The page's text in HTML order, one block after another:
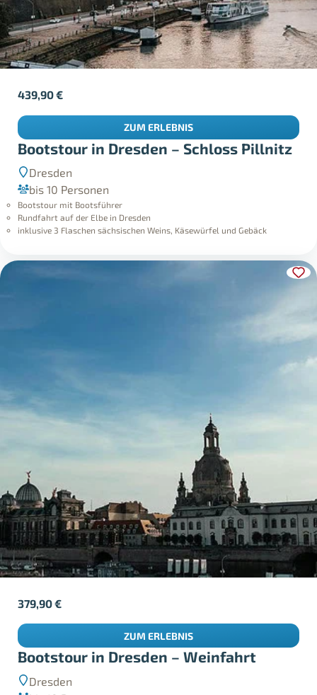
Bootstour in Dresden – Schloss Pillnitz
Dresden
bis 10 Personen
Bootstour mit Bootsführer
Rundfahrt auf der Elbe in Dresden
inklusive 3 Flaschen sächsischen Weins, Käsewürfel und Gebäck
439,90€
ZUM ERLEBNIS
Bootstour in Dresden – Weinfahrt
Dresden
379,90€
ZUM ERLEBNIS